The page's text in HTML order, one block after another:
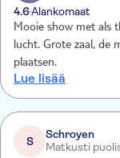
4.6Alankomaat
Mooie show met als
lucht. Grote zaal, de
plaatsen.
Lue lisää
S
Schroyen
Matkusti